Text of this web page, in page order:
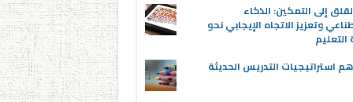
إلى التمكين: الذكاء
وتعزيز الاتجاه الإيجابي نحو
استراتيجيات التدريس الحديثة